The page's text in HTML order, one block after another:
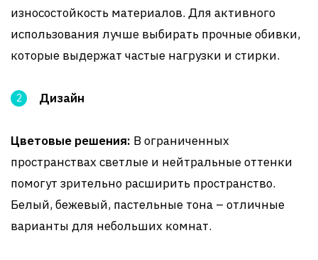
износостойкость материалов. Для активного
использования лучше выбирать прочные обивки,
которые выдержат частые нагрузки и стирки.
Дизайн
Цветовые решения: В ограниченных
пространствах светлые и нейтральные оттенки
помогут зрительно расширить пространство.
Белый, бежевый, пастельные тона – отличные
варианты для небольших комнат.